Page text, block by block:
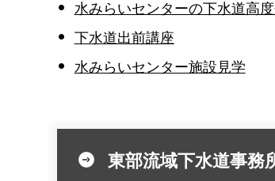
水みらいセンターの下水道高
下水道出前講座
水みらいセンター施設見学
東部流域下水道事務